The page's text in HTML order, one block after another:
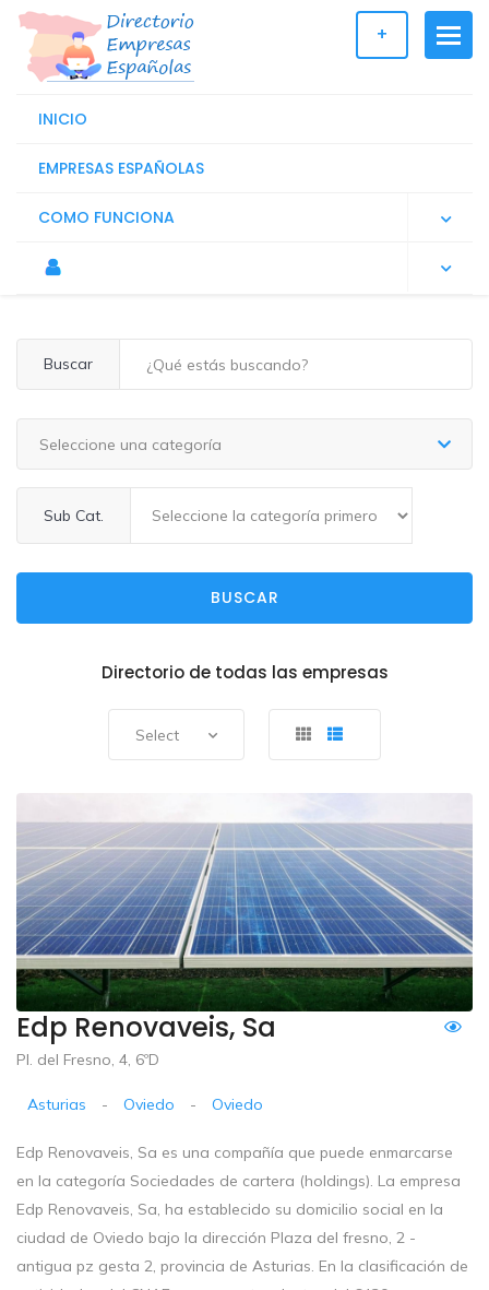
+
INICIO
EMPRESAS ESPAÑOLAS
COMO FUNCIONA
Buscar
Seleccione una categoría
Sub Cat.
BUSCAR
Directorio de todas las empresas
Select
Edp Renovaveis, Sa
Pl. del Fresno, 4, 6ºD
Asturias - Oviedo - Oviedo
Edp Renovaveis, Sa es una compañía que puede enmarcarse
en la categoría Sociedades de cartera (holdings). La empresa
Edp Renovaveis, Sa, ha establecido su domicilio social en la
ciudad de Oviedo bajo la dirección Plaza del fresno, 2 -
antigua pz gesta 2, provincia de Asturias. En la clasificación de